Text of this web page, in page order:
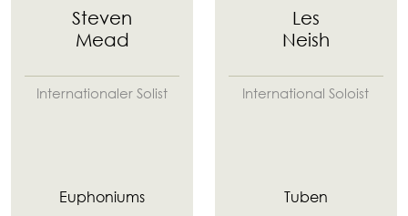
Steven
Mead
Internationaler Solist
Euphoniums
Les
Neish
International Soloist
Tuben